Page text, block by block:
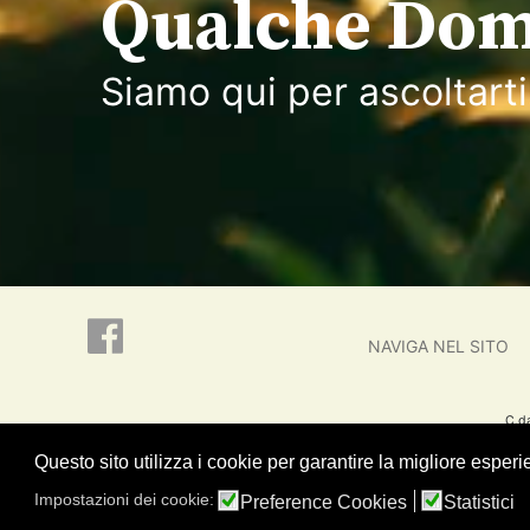
Questo sito utilizza i cookie per garantire la migliore
Impostazioni dei cookie:
Preference Cookies Statistici
Qualche
Siamo qui per
NAVIGA NEL SITO